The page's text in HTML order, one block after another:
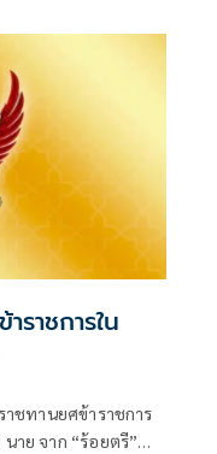
ราชการใน
าชทานยศข้าราชการ
าย จาก “ร้อยตรี”